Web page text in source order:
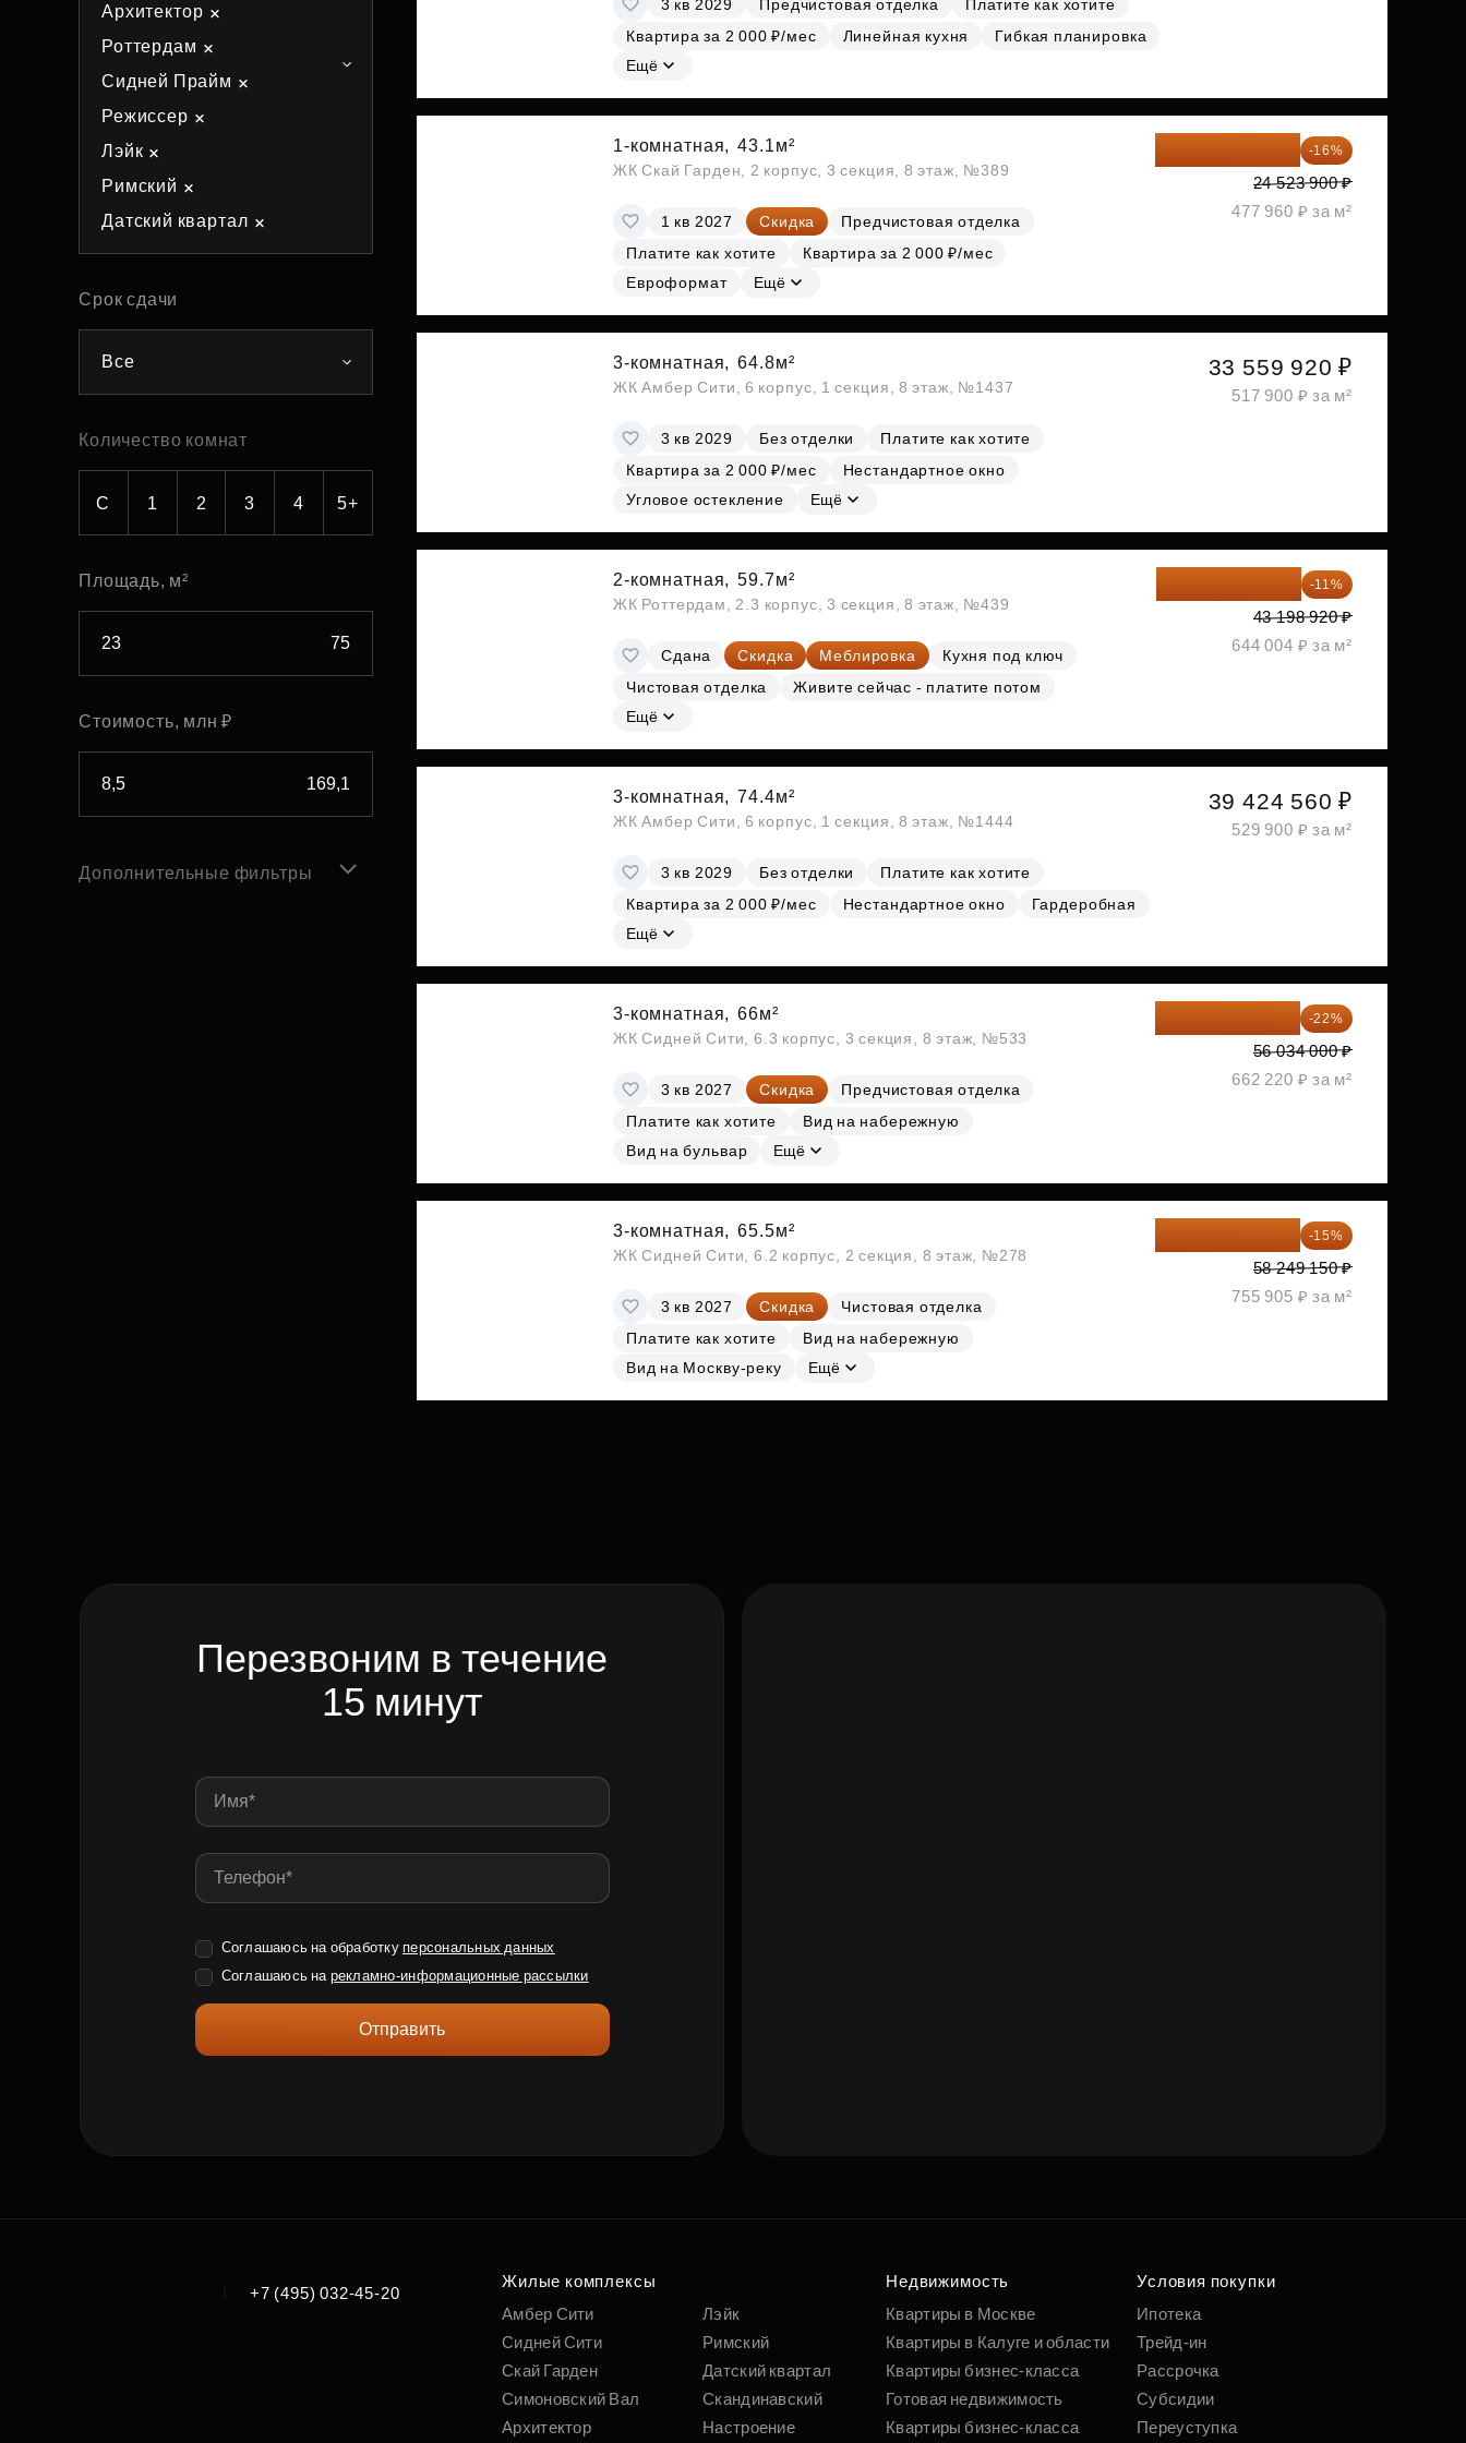
Субсидии
Архитектор
Роттердам
Сидней Прайм
Режиссер
Лэйк
Римский
Датский квартал
Срок сдачи
Все
Количество комнат
С 1 2 3 4 5+
Площадь, м²
Стоимость, млн ₽
Дополнительные фильтры
3 кв 2029 Предчистовая отделка
Платите как хотите
Квартира за 2 000 ₽/мес
Линейная кухня
Гибкая планировка
Ещё
1-комнатная, 43.1м²
ЖК Скай Гарден, 2 корпус, 3 секция, 8 этаж, №389
1 кв 2027 Скидка
Предчистовая отделка
Платите как хотите
Квартира за 2 000 ₽/мес
Евроформат
Ещё
-16%
24 523 900 ₽
477 960 ₽ за м²
3-комнатная, 64.8м²
ЖК Амбер Сити, 6 корпус, 1 секция, 8 этаж, №1437
3 кв 2029 Без отделки
Платите как хотите
Квартира за 2 000 ₽/мес
Нестандартное окно
Угловое остекление
Ещё
33 559 920 ₽
517 900 ₽ за м²
2-комнатная, 59.7м²
ЖК Роттердам, 2.3 корпус, 3 секция, 8 этаж, №439
Сдана Скидка Меблировка
Кухня под ключ
Чистовая отделка
Живите сейчас - платите потом
Ещё
-11%
43 198 920 ₽
644 004 ₽ за м²
3-комнатная, 74.4м²
ЖК Амбер Сити, 6 корпус, 1 секция, 8 этаж, №1444
3 кв 2029 Без отделки
Платите как хотите
Квартира за 2 000 ₽/мес
Нестандартное окно
Гардеробная
Ещё
39 424 560 ₽
529 900 ₽ за м²
3-комнатная, 66м²
ЖК Сидней Сити, 6.3 корпус, 3 секция, 8 этаж, №533
3 кв 2027 Скидка
Предчистовая отделка
Платите как хотите
Вид на набережную
Вид на бульвар
Ещё
-22%
56 034 000 ₽
662 220 ₽ за м²
3-комнатная, 65.5м²
ЖК Сидней Сити, 6.2 корпус, 2 секция, 8 этаж, №278
3 кв 2027 Скидка
Чистовая отделка
Платите как хотите
Вид на набережную
Вид на Москву-реку
Ещё
-15%
58 249 150 ₽
755 905 ₽ за м²
Перезвоним в течение
15 минут
Соглашаюсь на обработку персональных данных
Соглашаюсь на рекламно-информационные рассылки
Отправить
+7 (495) 032-45-20
Жилые комплексы
Амбер Сити
Сидней Сити
Скай Гарден
Симоновский Вал
Архитектор
Лэйк
Римский
Датский квартал
Скандинавский
Настроение
Недвижимость
Квартиры в Москве
Квартиры в Калуге и области
Квартиры бизнес-класса
Готовая недвижимость
Квартиры бизнес-класса
Условия покупки
Ипотека
Трейд-ин
Рассрочка
Субсидии
Переуступка